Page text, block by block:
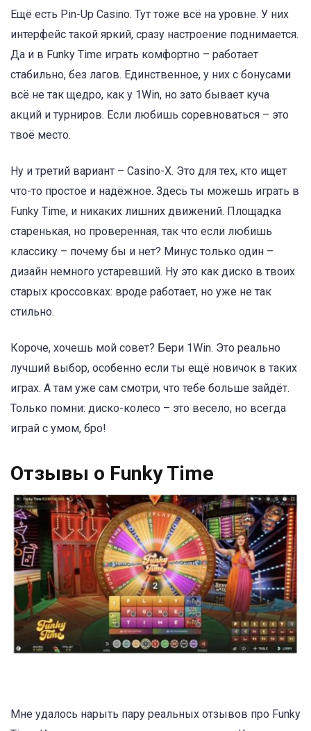
Ещё есть Pin-Up Casino. Тут тоже всё на уровне. У них
интерфейс такой яркий, сразу настроение поднимается.
Да и в Funky Time играть комфортно – работает
стабильно, без лагов. Единственное, у них с бонусами
всё не так щедро, как у 1Win, но зато бывает куча
акций и турниров. Если любишь соревноваться – это
твоё место.
Ну и третий вариант – Casino-X. Это для тех, кто ищет
что-то простое и надёжное. Здесь ты можешь играть в
Funky Time, и никаких лишних движений. Площадка
старенькая, но проверенная, так что если любишь
классику – почему бы и нет? Минус только один –
дизайн немного устаревший. Ну это как диско в твоих
старых кроссовках: вроде работает, но уже не так
стильно.
Короче, хочешь мой совет? Бери 1Win. Это реально
лучший выбор, особенно если ты ещё новичок в таких
играх. А там уже сам смотри, что тебе больше зайдёт.
Только помни: диско-колесо – это весело, но всегда
играй с умом, бро!
Отзывы о Funky Time
Мне удалось нарыть пару реальных отзывов про Funky